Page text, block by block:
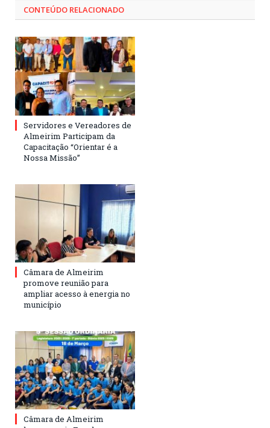
CONTEÚDO RELACIONADO
Servidores e Vereadores de
Almeirim Participam da
Capacitação “Orientar é a
Nossa Missão”
Câmara de Almeirim
promove reunião para
ampliar acesso à energia no
município
Câmara de Almeirim